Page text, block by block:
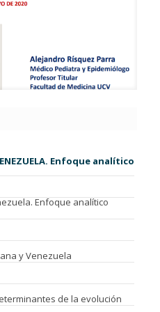
Enfoque analítico
Enfoque analítico
y Venezuela
de la evolución